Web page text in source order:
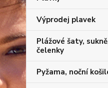
Výprodej plavek
Plážové šaty,
čelenky
Pyžama, noční